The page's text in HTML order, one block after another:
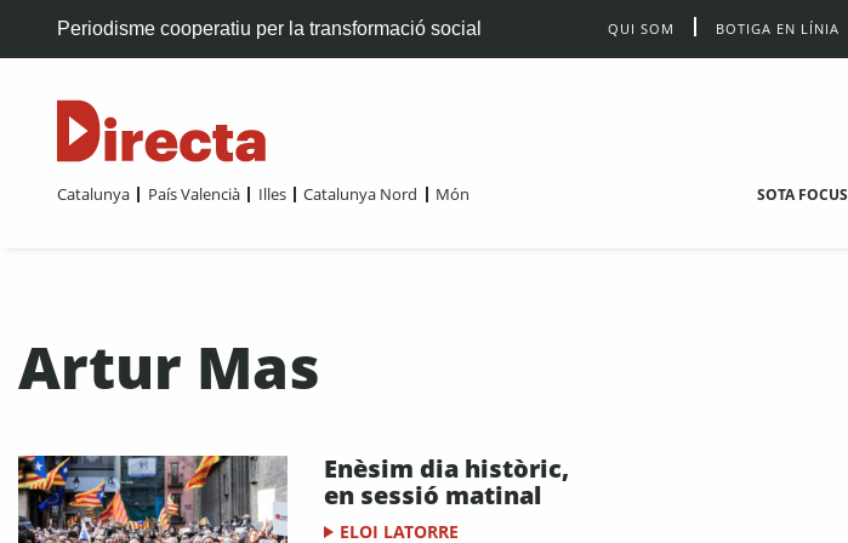
Periodisme cooperatiu per la transformació social QUI SOM BOTIGA EN LÍNIA
Catalunya País Valencià Illes Catalunya Nord Món SOTA FOCUS
Artur Mas
Enèsim dia històric,
en sessió matinal
ELOI LATORRE